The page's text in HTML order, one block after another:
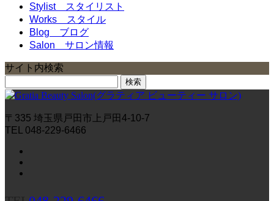
Stylist
スタイリスト
Works
スタイル
Blog ブログ
Salon サロン情報
サイト内検索
索:
〒335 埼玉県戸田市上戸田4-10-7
TEL 048-229-6466